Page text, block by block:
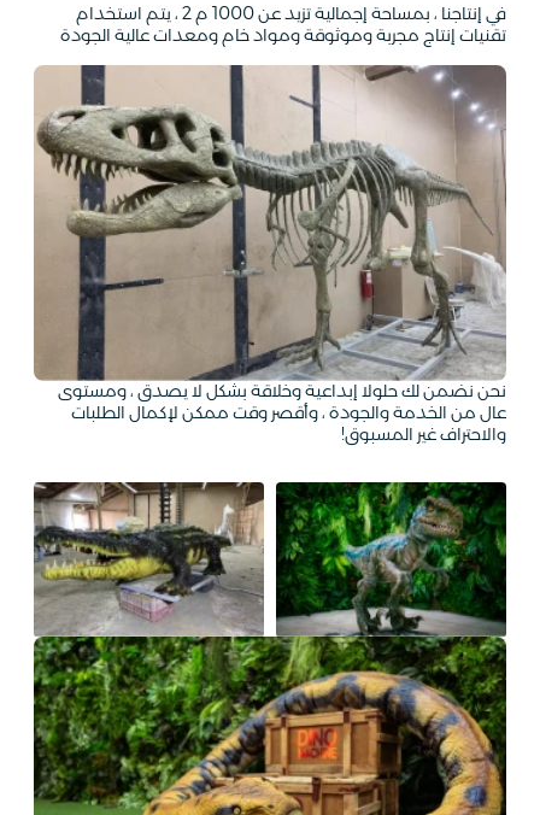
في إنتاجنا ، بمساحة إجمالية تزيد عن 1000 م 2 ، يتم استخدام
تقنيات إنتاج مجربة وموثوقة ومواد خام ومعدات عالية الجودة
نحن نضمن لك حلولا إبداعية وخلاقة بشكل لا يصدق ، ومستوى
عال من الخدمة والجودة ، وأقصر وقت ممكن لإكمال الطلبات
والاحتراف غير المسبوق!